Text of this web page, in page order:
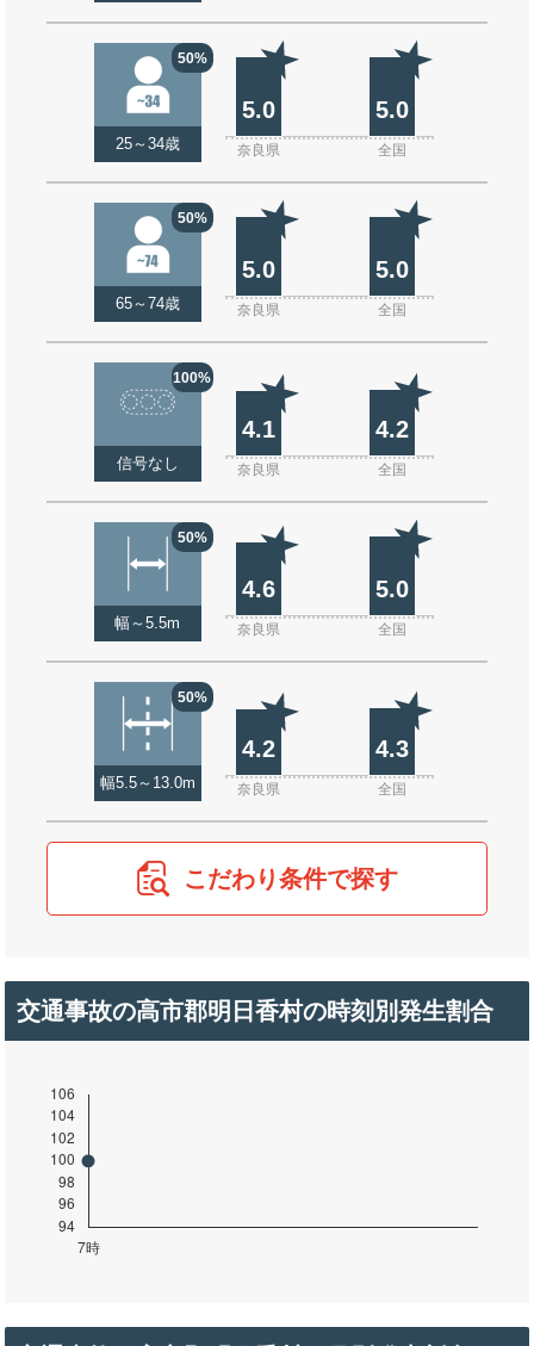
50%
25～34歳
5.0 5.0
奈良県 全国
50%
65～74歳
5.0 5.0
奈良県 全国
100%
信号なし
4.1 4.2
奈良県 全国
50%
幅～5.5m
4.6 5.0
奈良県 全国
50%
幅5.5～13.0m
4.2 4.3
奈良県 全国
こだわり条件で探す
交通事故の高市郡明日香村の時刻別発生割合